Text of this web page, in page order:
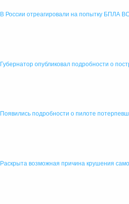
В России отреагировали на попытку БПЛА
Губернатор опубликовал подробности о
Появились подробности о пилоте
Раскрыта возможная причина крушения